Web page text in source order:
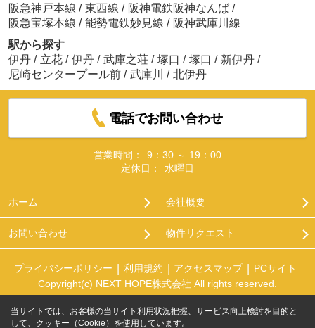
阪急神戸本線 / 東西線 / 阪神電鉄阪神なんば /
阪急宝塚本線 / 能勢電鉄妙見線 / 阪神武庫川線
駅から探す
伊丹 / 立花 / 伊丹 / 武庫之荘 / 塚口 / 塚口 / 新伊丹 /
尼崎センタープール前 / 武庫川 / 北伊丹
電話でお問い合わせ
営業時間：
9：30 ～ 19：00
定休日：
水曜日
ホーム 会社概要
お問い合わせ 物件リクエスト
プライバシーポリシー 利用規約 アクセスマップ
PCサイト
Copyright(c) NEXT HOPE株式会社 All rights reserved.
当サイトでは、お客様の当サイト利用状況把握、サービス向上検討を目的と
して、クッキー（Cookie）を使用しています。